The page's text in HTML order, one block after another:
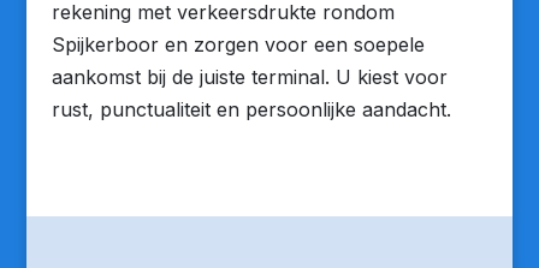
rekening met verkeersdrukte rondom
Spijkerboor en zorgen voor een soepele
aankomst bij de juiste terminal. U kiest voor
rust, punctualiteit en persoonlijke aandacht.